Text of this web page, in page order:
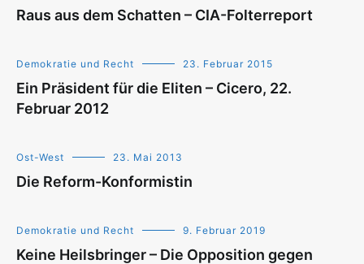
Raus aus dem Schatten – CIA-Folterreport
Demokratie und Recht 23. Februar 2015
Ein Präsident für die Eliten – Cicero, 22.
Februar 2012
Ost-West 23. Mai 2013
Die Reform-Konformistin
Demokratie und Recht 9. Februar 2019
Keine Heilsbringer – Die Opposition gegen